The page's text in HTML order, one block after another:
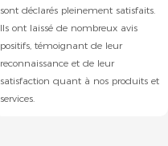
sont déclarés pleinement satisfaits.
Ils ont laissé de nombreux avis
positifs, témoignant de leur
reconnaissance et de leur
satisfaction quant à nos produits et
services.